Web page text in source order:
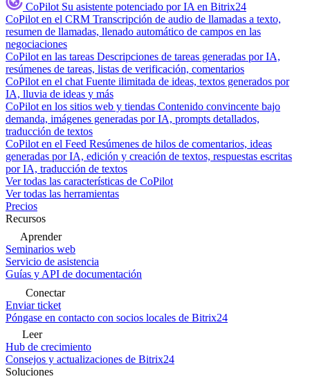
CoPilot Su asistente potenciado por IA en Bitrix24
CoPilot en el CRM Transcripción de audio de llamadas a texto,
resumen de llamadas, llenado automático de campos en las
negociaciones
CoPilot en las tareas Descripciones de tareas generadas por IA,
resúmenes de tareas, listas de verificación, comentarios
CoPilot en el chat Fuente ilimitada de ideas, textos generados por
IA, lluvia de ideas y más
CoPilot en los sitios web y tiendas Contenido convincente bajo
demanda, imágenes generadas por IA, prompts detallados,
traducción de textos
CoPilot en el Feed Resúmenes de hilos de comentarios, ideas
generadas por IA, edición y creación de textos, respuestas escritas
por IA, traducción de textos
Ver todas las características de CoPilot
Ver todas las herramientas
Precios
Recursos
Aprender
Seminarios web
Servicio de asistencia
Guías y API de documentación
Conectar
Enviar ticket
Póngase en contacto con socios locales de Bitrix24
Leer
Hub de crecimiento
Consejos y actualizaciones de Bitrix24
Soluciones